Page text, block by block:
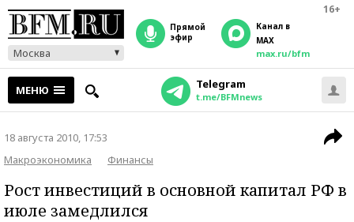
16+
Москва
прямой
эфир
Канал в
MAX
max.ru/bfm
МЕНЮ Telegram
t.me/BFMnews
18 августа 2010, 17:53
Макроэкономика
Финансы
Рост инвестиций в основной капитал РФ в
июле замедлился